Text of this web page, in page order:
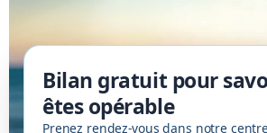
Bilan gratuit pour
êtes opérable
Prenez rendez-vous dans notre